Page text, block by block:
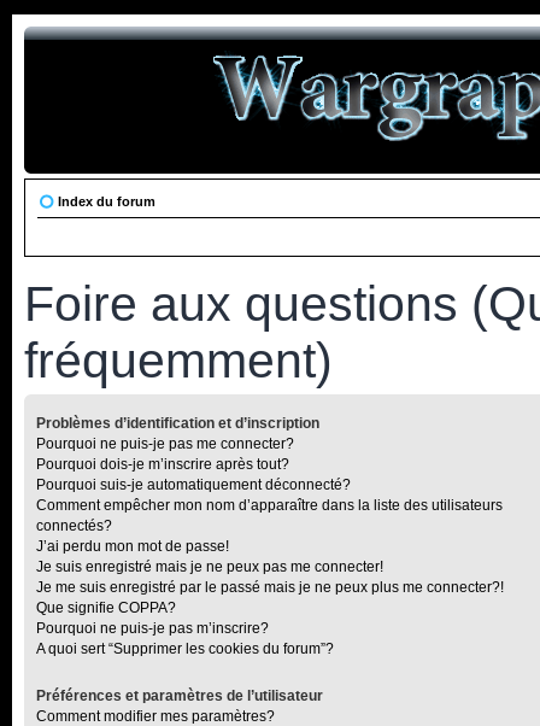
Index du forum
Foire aux questions
fréquemment)
Problèmes d’identification et d’inscription
Pourquoi ne puis-je pas me connecter?
Pourquoi dois-je m’inscrire après tout?
Pourquoi suis-je automatiquement déconnecté?
Comment empêcher mon nom d’apparaître dans la liste des utilisateurs
connectés?
J’ai perdu mon mot de passe!
Je suis enregistré mais je ne peux pas me connecter!
Je me suis enregistré par le passé mais je ne peux plus me connecter?!
Que signifie COPPA?
Pourquoi ne puis-je pas m’inscrire?
A quoi sert “Supprimer les cookies du forum”?
Préférences et paramètres de l’utilisateur
Comment modifier mes paramètres?